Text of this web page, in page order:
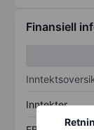
Finansiell
Inntekter